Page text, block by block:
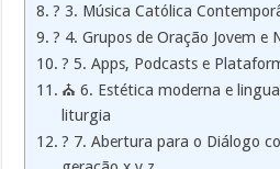
? 3. Música Católica
? 4. Grupos de Oração Jovem e
? 5. Apps, Podcasts e
⛪ 6. Estética moderna e
liturgia
? 7. Abertura para o Diálogo